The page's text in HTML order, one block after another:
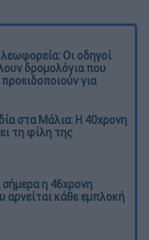
Οι οδηγοί
δρομολόγια που
για
στα Μάλια: Η 40χρονη
τη φίλη της
η 46χρονη
αρνείται κάθε εμπλοκή